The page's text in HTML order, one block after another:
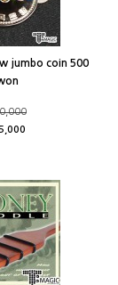
jumbo coin 500